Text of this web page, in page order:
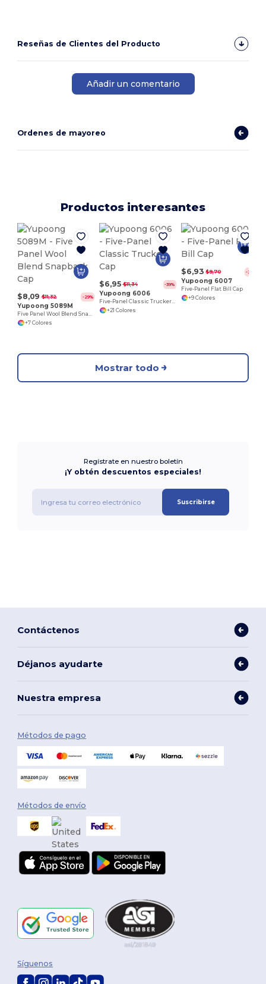
Reseñas de Clientes del Producto
Añadir un comentario
Ordenes de mayoreo
Productos interesantes
$8,09 $11,32 -29%
Yupoong 5089M
Five Panel Wool Blend Snapback Cap
+7 Colores
$6,95 $11,34 -39%
Yupoong 6006
Five-Panel Classic Trucker Cap
+21 Colores
$6,93 $9,70 -29%
Yupoong 6007
Five-Panel Flat Bill Cap
+9 Colores
Mostrar todo
Regístrate en nuestro boletín
¡Y obtén descuentos especiales!
Suscribirse
Contáctenos
Déjanos ayudarte
Nuestra empresa
Métodos de pago
Métodos de envío
Síguenos